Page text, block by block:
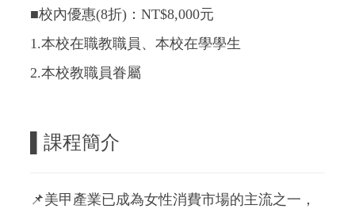
■校內優惠(8折)：NT$8,000元
1.本校在職教職員、本校在學學生
2.本校教職員眷屬
▌課程簡介
📌美甲產業已成為女性消費市場的主流之一，